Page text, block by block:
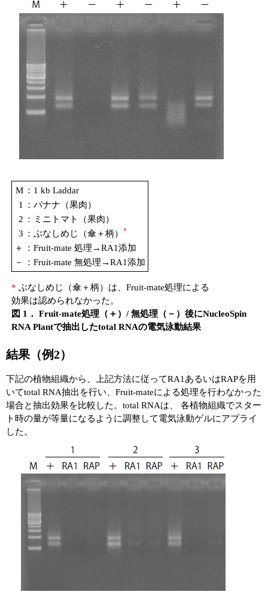
M ：1 kb Laddar
1
：バナナ（果肉）
2 ：ミニトマト（果肉）
3 ：ぶなしめじ（傘＋柄） *
＋
：Fruit-mate 処理→RA1添加
－
：Fruit-mate 無処理→RA1添加
* ぶなしめじ（傘＋柄）は、Fruit-mate処理による
効果は認められなかった。
図 1． Fruit-mate処理（＋）/ 無処理（－）後にNucleoSpin
RNA Plantで抽出したtotal RNAの電気泳動結果
結果（例2）
下記の植物組織から、上記方法に従ってRA1あるいはRAPを用
いてtotal RNA抽出を行い、Fruit-mateによる処理を行わなかった
場合と抽出効果を比較した。total RNAは、 各植物組織でスター
ト時の量が等量になるように調整して電気泳動ゲルにアプライ
した。